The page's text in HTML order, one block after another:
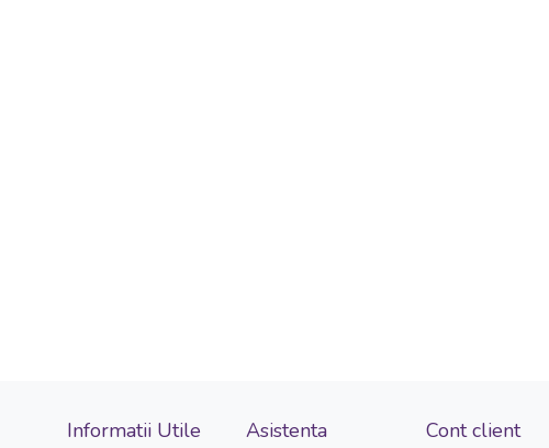
Informatii Utile Asistenta Cont client